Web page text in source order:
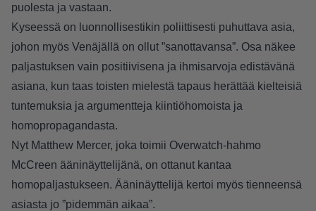
puolesta ja vastaan.
Kyseessä on luonnollisestikin poliittisesti puhuttava asia,
johon myös Venäjällä on ollut ”sanottavansa”. Osa näkee
paljastuksen vain positiivisena ja ihmisarvoja edistävänä
asiana, kun taas toisten mielestä tapaus herättää kielteisiä
tuntemuksia ja argumentteja kiintiöhomoista ja
homopropagandasta.
Nyt Matthew Mercer, joka toimii Overwatch-hahmo
McCreen ääninäyttelijänä, on ottanut kantaa
homopaljastukseen. Ääninäyttelijä kertoi myös tienneensä
asiasta jo ”pidemmän aikaa”.